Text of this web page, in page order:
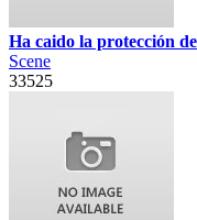
Ha caido la protección
Scene
33525